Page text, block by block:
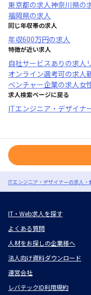
東京都の求人神奈川県の
福岡県の求人
同じ年収帯の求人
年収600万円の求人
特徴が近い求人
自社サービスあり の求人
オンライン選考可の求人
ベンチャー企業の求人女
求人検索ページに戻る
ITエンジニア・デザイナ
ITエンジニア・デザイナーの求人・
IT・Web求人を探す
よくある質問
人材をお探しの企業様へ
法人向け資料ダウンロード
運営会社
レバテックID利用規約